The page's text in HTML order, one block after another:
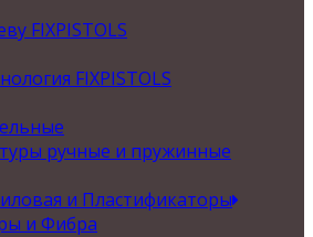
FIXPISTOLS
FIXPISTOLS
ручные и пружинные
и Пластификаторы
и Фибра